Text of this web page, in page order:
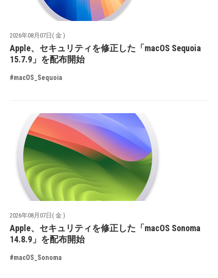
2026年08月07日( 金 )
Apple、セキュリティを修正した「macOS Sequoia
15.7.9」を配布開始
#macOS_Sequoia
2026年08月07日( 金 )
Apple、セキュリティを修正した「macOS Sonoma
14.8.9」を配布開始
#macOS_Sonoma